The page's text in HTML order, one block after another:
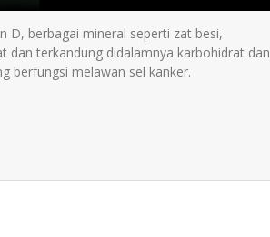
D, berbagai mineral seperti zat besi,
terkandung didalamnya karbohidrat dan
berfungsi melawan sel kanker.